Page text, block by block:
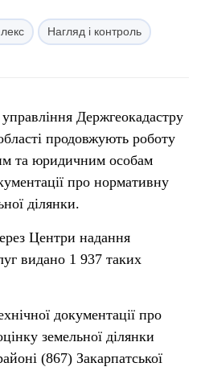
Нагляд і контроль
управління Держгеокадастру
продовжують роботу
та юридичним особам
про нормативну
ділянки.
Центри надання
видано 1 937 таких
документації про
земельної ділянки
(867) Закарпатської